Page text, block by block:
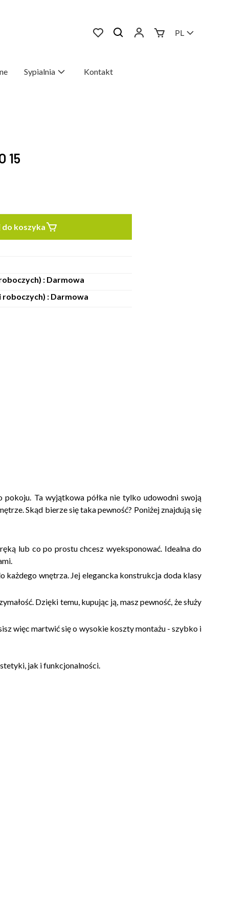
PL
Sypialnia Kontakt
15
do koszyka
: Darmowa
roboczych) : Darmowa
Ta wyjątkowa półka nie tylko udowodni swoją
Skąd bierze się taka pewność? Poniżej znajdują się
lub co po prostu chcesz wyeksponować. Idealna do
każdego wnętrza. Jej elegancka konstrukcja doda klasy
Dzięki temu, kupując ją, masz pewność, że służy
więc martwić się o wysokie koszty montażu - szybko i
jak i funkcjonalności.